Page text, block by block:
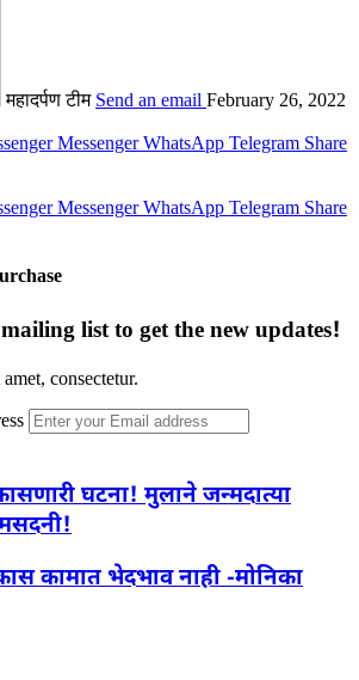
महादर्पण टीम Send an email February 26, 2022
Messenger WhatsApp Telegram Share
Messenger WhatsApp Telegram Share
list to get the new updates!
consectetur.
घटना! मुलाने जन्मदात्या
कामात भेदभाव नाही -मोनिका